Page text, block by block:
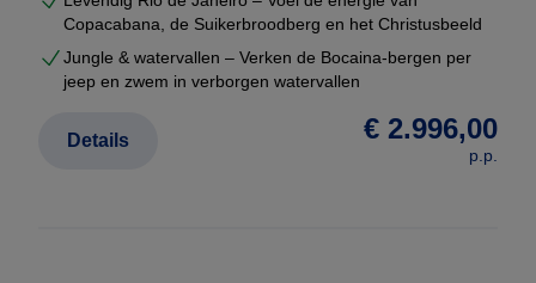
Copacabana, de Suikerbroodberg en het Christusbeeld
Jungle & watervallen – Verken de Bocaina-bergen per
jeep en zwem in verborgen watervallen
€ 2.996,00
p.p.
Details